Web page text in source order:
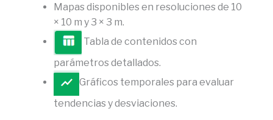
Mapas disponibles en resoluciones de 10
× 10 m y 3 × 3 m.
Tabla de contenidos con
parámetros detallados.
Gráficos temporales para evaluar
tendencias y desviaciones.